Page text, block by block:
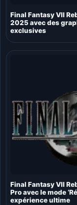
Final Fantasy VII
2025 avec des
exclusives
Final Fantasy VII
Pro avec le mode
expérience ultime